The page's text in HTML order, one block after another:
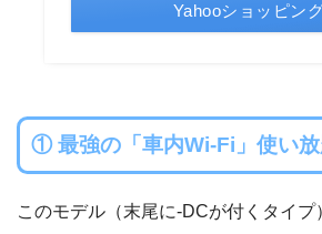
Yahooショッピン
① 最強の「車内Wi-Fi」使い
このモデル（末尾に-DCが付くタイ